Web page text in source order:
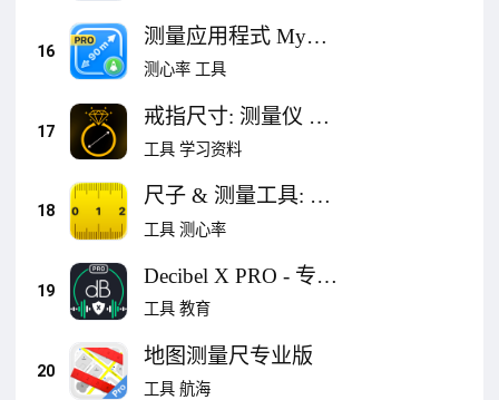
16
测量应用程式 My
Measures PRO
测心率 工具
17
戒指尺寸: 测量仪 &
测量工具
工具 学习资料
18
尺子 & 测量工具: 测
距仪 - Tape Measure
工具 测心率
19
Decibel X PRO - 专业
噪声计和声压级
工具 教育
20
地图测量尺专业版
工具 航海